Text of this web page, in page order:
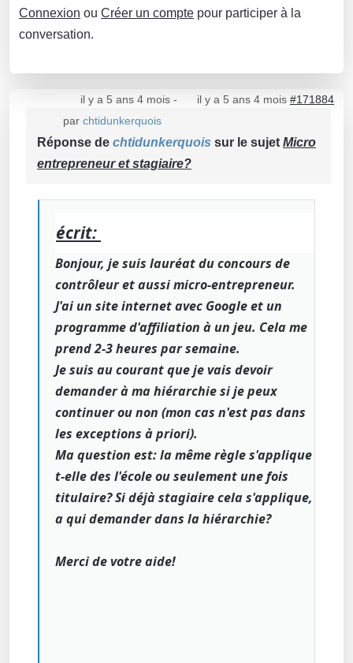
Connexion ou Créer un compte pour participer à la
conversation.
il y a 5 ans 4 mois- il y a 5 ans 4 mois #171884
par chtidunkerquois
Réponse de chtidunkerquois sur le sujet Micro
entrepreneur et stagiaire?
écrit:
Bonjour, je suis lauréat du concours de
contrôleur et aussi micro-entrepreneur.
J'ai un site internet avec Google et un
programme d'affiliation à un jeu. Cela me
prend 2-3 heures par semaine.
Je suis au courant que je vais devoir
demander à ma hiérarchie si je peux
continuer ou non (mon cas n'est pas dans
les exceptions à priori).
Ma question est: la même règle s'applique
t-elle des l'école ou seulement une fois
titulaire? Si déjà stagiaire cela s'applique,
a qui demander dans la hiérarchie?
Merci de votre aide!